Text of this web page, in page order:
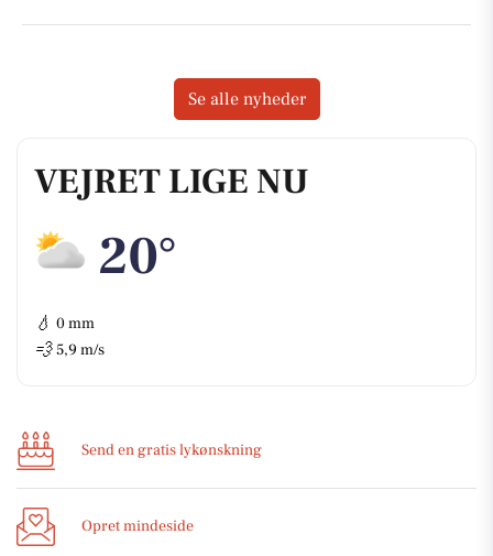
VEJRET LIGE NU
20°
💧 0 mm
💨 5,9 m/s
Send en gratis lykønskning
Opret mindeside
Se alle nyheder